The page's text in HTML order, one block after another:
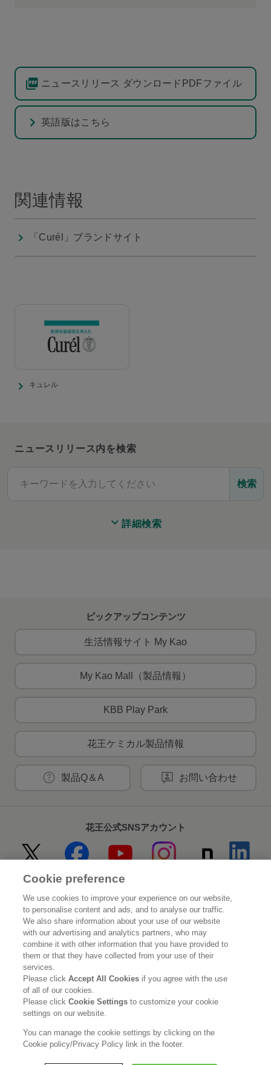
ニュースリリース ダウンロードPDFファイル
英語版はこちら
関連情報
「Curél」ブランドサイト
キュレル
ニュースリリース内を検索
検索
詳細検索
ピックアップコンテンツ
生活情報サイト My Kao
My Kao Mall（製品情報）
KBB Play Park
花王ケミカル製品情報
製品Q＆A お問い合わせ
花王公式SNSアカウント
Home 花王について
サステナビリティ イノベーション
ブランド 投資家情報
ニュースルーム 採用情報
利用規約 花王のアクセシビリティ 個人情報保護方針
利用者情報の外部送信 ソーシャルメディアポリシー
Cookie preference
We use cookies to improve your experience on our website,
to personalise content and ads, and to analyse our traffic.
We also share information about your use of our website
with our advertising and analytics partners, who may
combine it with other information that you have provided to
them or that they have collected from your use of their
services.
Please clickAccept All Cookies if you agree with the use
of all of our cookies.
Please clickCookie Settingsto customize your cookie
settings on our website.
You can manage the cookie settings by clicking on the
Cookie policy/Privacy Policy link in the footer.